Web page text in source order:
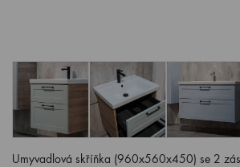
Umyvadlová skříňka (960x560x450) se 2